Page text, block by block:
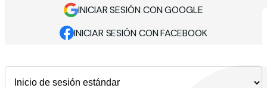
INICIAR SESIÓN CON GOOGLE
INICIAR SESIÓN CON FACEBOOK